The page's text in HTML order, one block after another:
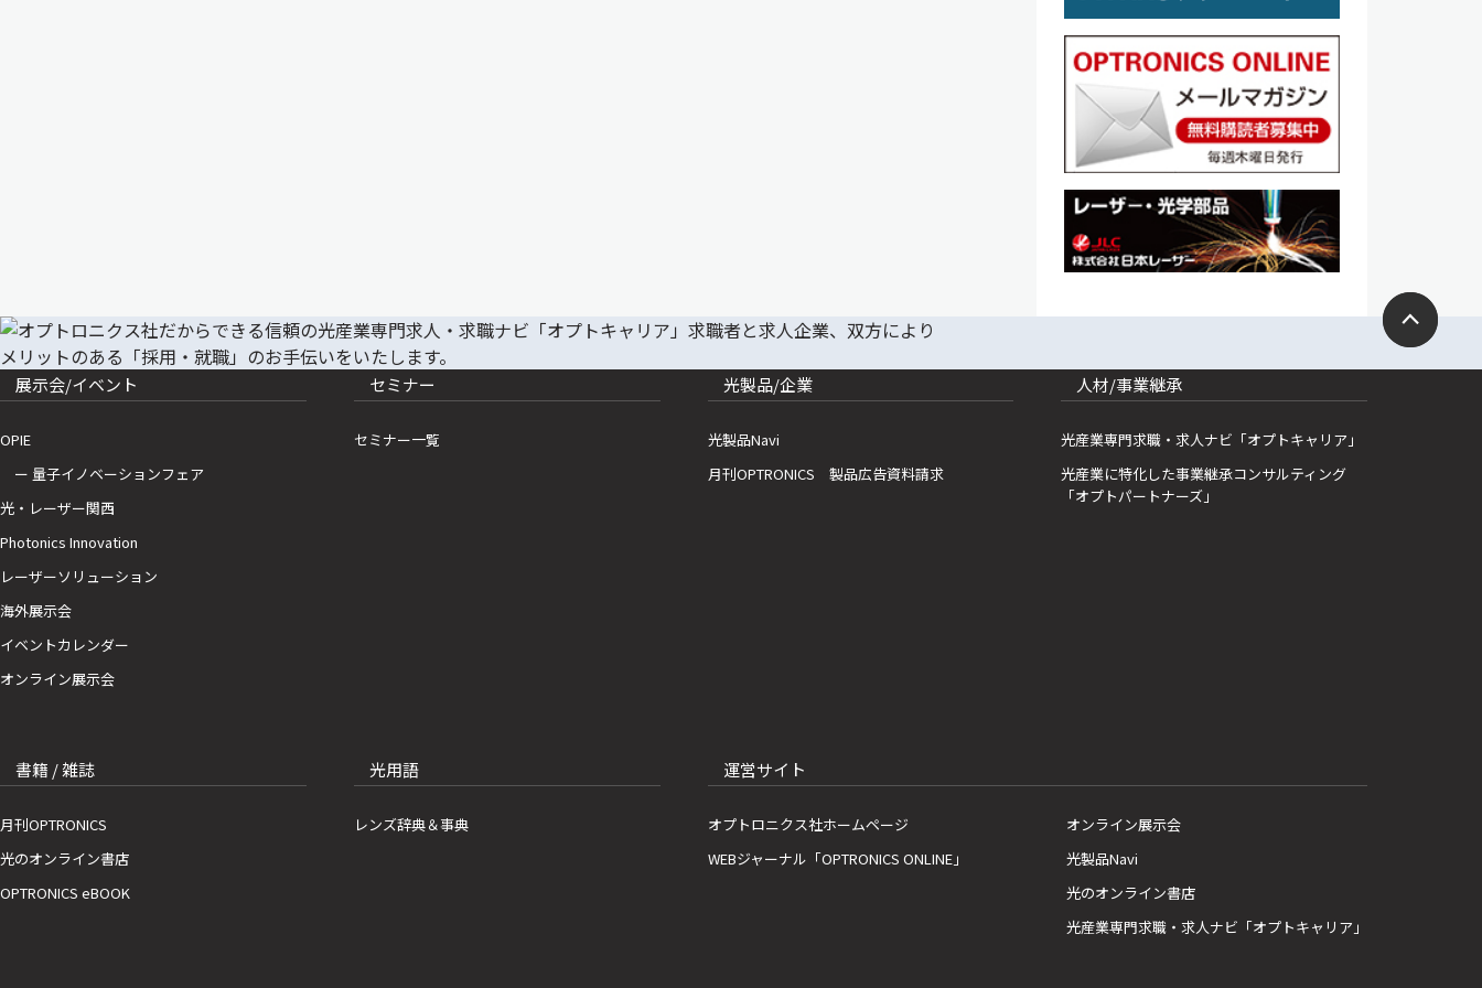
展示会/イベント
OPIE
ー 量子イノベーションフェア
光・レーザー関西
Photonics Innovation
レーザーソリューション
海外展示会
イベントカレンダー
オンライン展示会
セミナー
セミナー一覧
光製品/企業
光製品Navi
月刊OPTRONICS 製品広告資料請求
人材/事業継承
光産業専門求職・求人ナビ「オプトキャリア」
光産業に特化した事業継承コンサルティング
「オプトパートナーズ」
書籍 / 雑誌
月刊OPTRONICS
光のオンライン書店
OPTRONICS eBOOK
光用語
レンズ辞典＆事典
運営サイト
オプトロニクス社ホームページ
WEBジャーナル「OPTRONICS ONLINE」
オンライン展示会
光製品Navi
光のオンライン書店
光産業専門求職・求人ナビ「オプトキャリア」